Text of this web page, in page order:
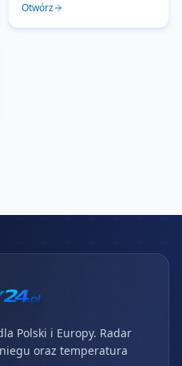
Otwórz
Polski i Europy. Radar
oraz temperatura